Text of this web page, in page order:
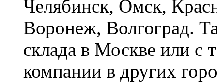
Челябинск, Омск,
Воронеж, Волгоград.
склада в Москве или с
компании в других